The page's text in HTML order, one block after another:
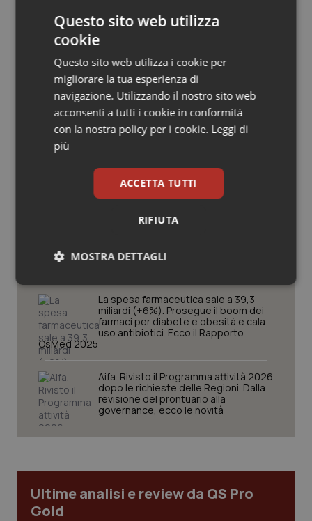
Salute orale & impianti
Tiroide
Tumore al seno
Tumori del Polmone & Testa Collo
Vaccini
Potrebbe interessarti in
Scienza e Farmaci
Ebola in Congo. Oms e Africa Cdc:
“Epidemia più veloce della risposta”.
Quasi 4mila casi e 1.801 morti
allarmismi. Sistema italiano
La spesa farmaceutica sale a 39,3
miliardi (+6%). Prosegue il boom dei
farmaci per diabete e obesità e cala
uso antibiotici. Ecco il Rapporto
OsMed 2025
Aifa. Rivisto il Programma attività 2026
dopo le richieste delle Regioni. Dalla
revisione del prontuario alla
governance, ecco le novità
Ultime analisi e review da QS Pro
Gold
Questo sito web utilizza
cookie
Questo sito web utilizza i cookie per
migliorare la tua esperienza di
navigazione. Utilizzando il nostro sito web
acconsenti a tutti i cookie in conformità
con la nostra policy per i cookie. Leggi di
più
ACCETTA TUTTI
RIFIUTA
MOSTRA DETTAGLI
Necessari Statistici Marketing
Necessari Statistici Marketing
I cookie necessari contribuiscono a rendere fruibile il
sito web abilitandone funzionalità di base quali la
VISITOR_PRIVACY_METADATA
YouTube